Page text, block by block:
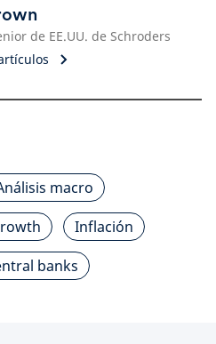
de EE.UU. de Schroders
macro
Inflación
banks